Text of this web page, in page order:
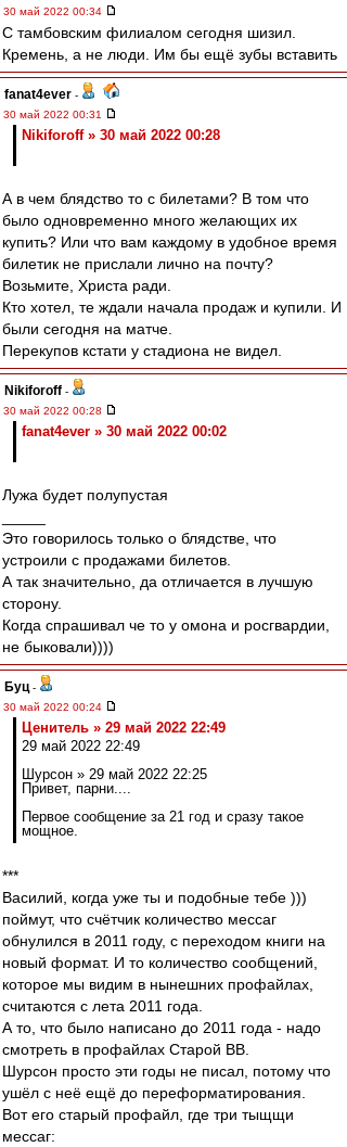
30 май 2022 00:34
С тамбовским филиалом сегодня шизил.
Кремень, а не люди. Им бы ещё зубы вставить
fanat4ever -
30 май 2022 00:31
Nikiforoff » 30 май 2022 00:28
А в чем блядство то с билетами? В том что
было одновременно много желающих их
купить? Или что вам каждому в удобное время
билетик не прислали лично на почту?
Возьмите, Христа ради.
Кто хотел, те ждали начала продаж и купили. И
были сегодня на матче.
Перекупов кстати у стадиона не видел.
Nikiforoff -
30 май 2022 00:28
fanat4ever » 30 май 2022 00:02
Лужа будет полупустая
Это говорилось только о блядстве, что
устроили с продажами билетов.
А так значительно, да отличается в лучшую
сторону.
Когда спрашивал че то у омона и росгвардии,
не быковали))))
Буц -
30 май 2022 00:24
Ценитель » 29 май 2022 22:49
29 май 2022 22:49
Шурсон » 29 май 2022 22:25
Привет, парни....
Первое сообщение за 21 год и сразу такое
мощное.
***
Василий, когда уже ты и подобные тебе )))
поймут, что счётчик количество мессаг
обнулился в 2011 году, с переходом книги на
новый формат. И то количество сообщений,
которое мы видим в нынешних профайлах,
считаются с лета 2011 года.
А то, что было написано до 2011 года - надо
смотреть в профайлах Старой ВВ.
Шурсон просто эти годы не писал, потому что
ушёл с неё ещё до переформатирования.
Вот его старый профайл, где три тыщщи
мессаг: